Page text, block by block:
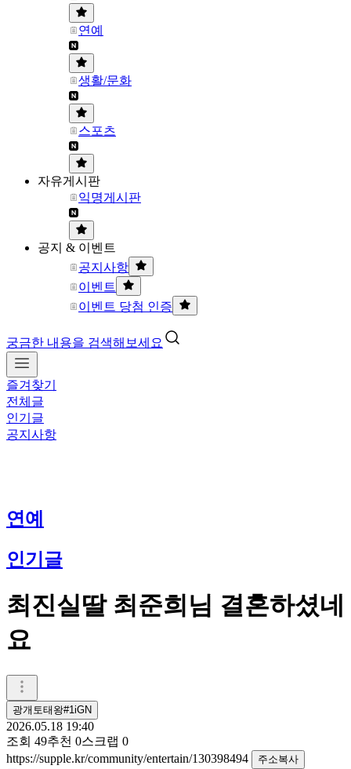
연예
생활/문화
스포츠
자유게시판
익명게시판
공지 & 이벤트
공지사항
이벤트
이벤트 당첨 인증
궁금한 내용을 검색해보세요
즐겨찾기
전체글
인기글
공지사항
연예
인기글
최진실딸 최준희님 결혼하셨네
요
광개토태왕#1iGN
2026.05.18 19:40
조회 49추천 0스크랩 0
https://supple.kr/community/entertain/130398494
주소복사